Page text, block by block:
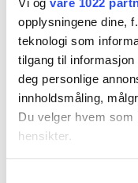
opplysningene dine,
teknologi som
tilgang til
deg personlige
innholdsmåling,
Du velger hvem som
hensikter.
egentlig?